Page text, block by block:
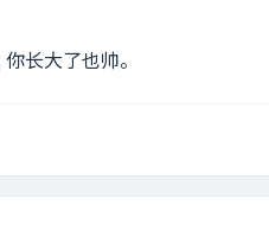
你长大了也帅。